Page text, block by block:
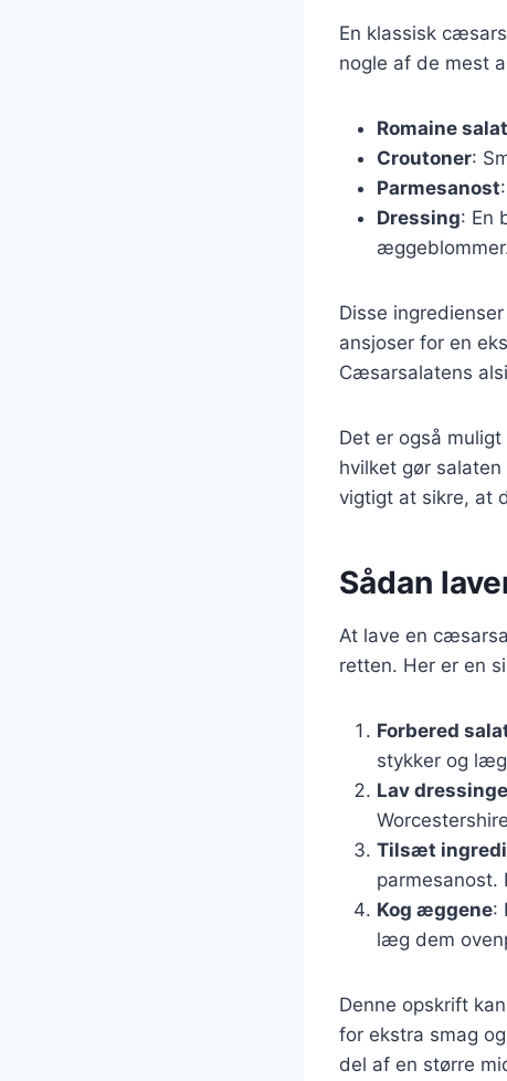
En klassisk
nogle af de mest
Romaine salat
Croutoner:
Parmesanost
Dressing: En
Disse
ansjoser for en
Cæsarsalatens
Det er også
hvilket gør
vigtigt at sikre, at
Sådan
At lave en
retten. Her er en
Forbered
stykker og
Lav
Tilsæt
parmesanost.
Kog æggene:
læg dem
Denne opskrift
for ekstra smag
del af en større